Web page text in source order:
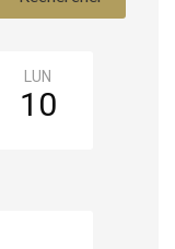
LUN
10